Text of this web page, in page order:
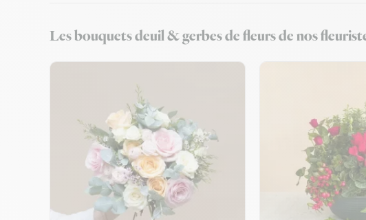
Les bouquets deuil & gerbes de fleurs de nos